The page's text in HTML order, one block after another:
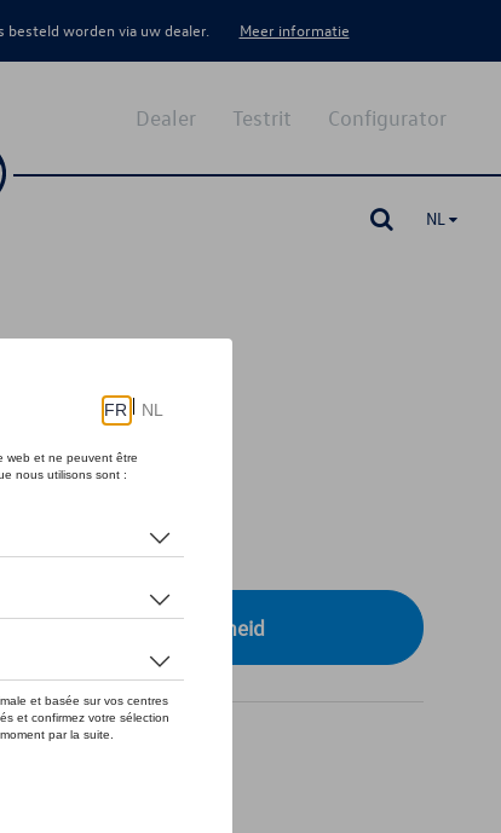
worden via uw dealer. Meer informatie
Configurator
Testrit
Dealer
NL
voor beschikbaarheid